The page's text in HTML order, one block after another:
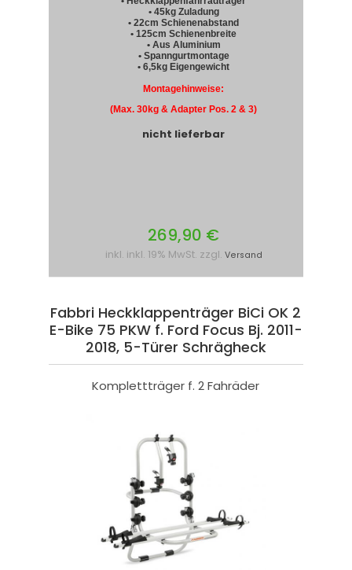
• 45kg Zuladung
• 22cm Schienenabstand
• 125cm Schienenbreite
• Aus Aluminium
• Spanngurtmontage
• 6,5kg Eigengewicht
Montagehinweise:
(Max. 30kg & Adapter Pos. 2 & 3)
nicht lieferbar
269,90 €
inkl. inkl. 19% MwSt. zzgl. Versand
Fabbri Heckklappenträger BiCi OK 2
E-Bike 75 PKW f. Ford Focus Bj. 2011-
2018, 5-Türer Schrägheck
Komplettträger f. 2 Fahräder